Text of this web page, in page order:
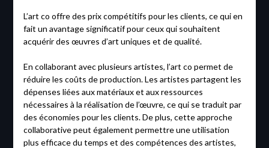
L’art co offre des prix compétitifs pour les clients, ce qui en
fait un avantage significatif pour ceux qui souhaitent
acquérir des œuvres d’art uniques et de qualité.
En collaborant avec plusieurs artistes, l’art co permet de
réduire les coûts de production. Les artistes partagent les
dépenses liées aux matériaux et aux ressources
nécessaires à la réalisation de l’œuvre, ce qui se traduit par
des économies pour les clients. De plus, cette approche
collaborative peut également permettre une utilisation
plus efficace du temps et des compétences des artistes,